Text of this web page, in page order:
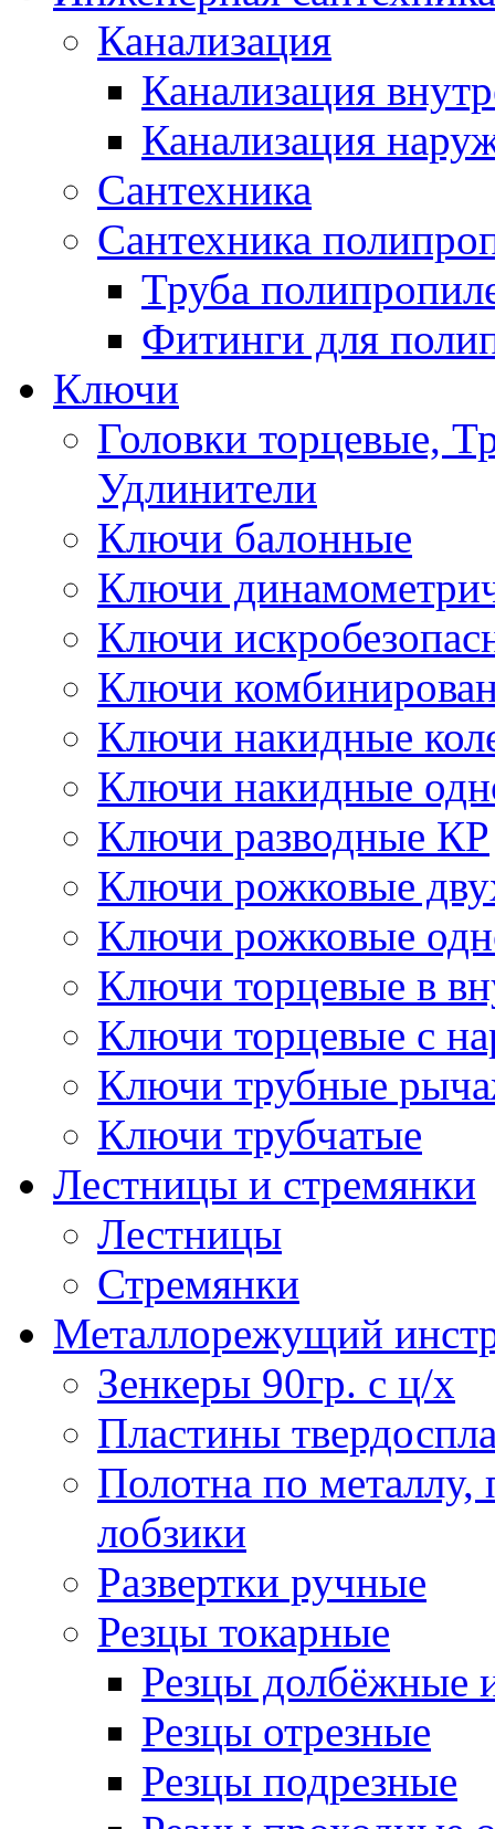
Канализация
Канализация
Канализация
Сантехника
Сантехника
Труба
Фитинги для
Ключи
Головки торцевые,
Удлинители
Ключи балонные
Ключи
Ключи
Ключи
Ключи накидные
Ключи накидные
Ключи разводные КР
Ключи рожковые
Ключи рожковые
Ключи торцевые в
Ключи торцевые с
Ключи трубные
Ключи трубчатые
Лестницы и стремянки
Лестницы
Стремянки
Металлорежущий
Зенкеры 90гр. с ц/х
Пластины
Полотна по
лобзики
Развертки ручные
Резцы токарные
Резцы долбёжные
Резцы отрезные
Резцы подрезные